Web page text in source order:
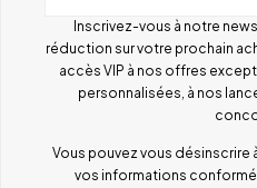
Inscrivez-vous à notre
réduction sur votre prochain
accès VIP à nos offres
personnalisées, à nos
Vous pouvez vous désinscrire
vos informations